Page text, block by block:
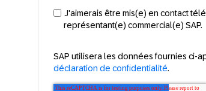
J'aimerais être mis(e) en contact
représentant(e) commercial(e) SAP.
SAP utilisera les données fournies ci-
déclaration de confidentialité.